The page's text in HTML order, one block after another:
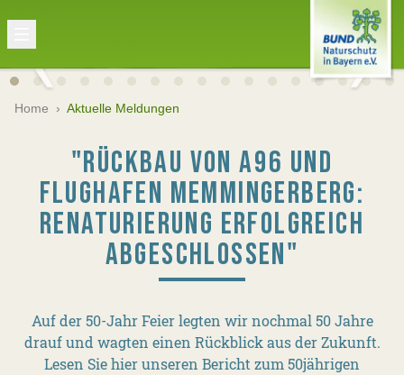
Home › Aktuelle Meldungen
"RÜCKBAU VON A96 UND
FLUGHAFEN MEMMINGERBERG:
RENATURIERUNG ERFOLGREICH
ABGESCHLOSSEN"
Auf der 50-Jahr Feier legten wir nochmal 50 Jahre
drauf und wagten einen Rückblick aus der Zukunft.
Lesen Sie hier unseren Bericht zum 50jährigen